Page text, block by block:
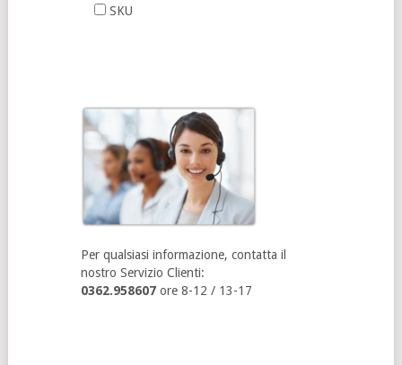
SKU
Per qualsiasi informazione, contatta il
nostro Servizio Clienti:
0362.958607ore 8-12 / 13-17